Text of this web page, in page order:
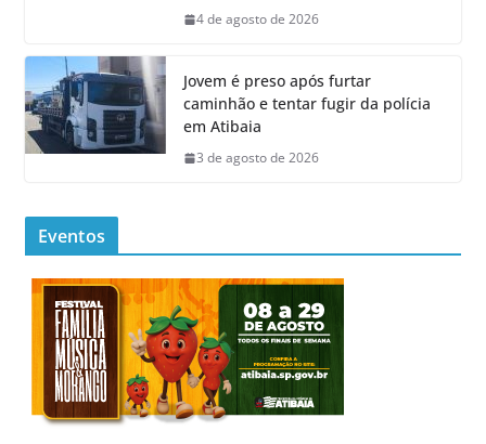
4 de agosto de 2026
Jovem é preso após furtar
caminhão e tentar fugir da polícia
em Atibaia
3 de agosto de 2026
Eventos